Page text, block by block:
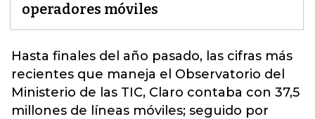
operadores móviles
Hasta finales del año pasado, las cifras más
recientes que maneja el Observatorio del
Ministerio de las TIC, Claro contaba con 37,5
millones de líneas móviles; seguido por